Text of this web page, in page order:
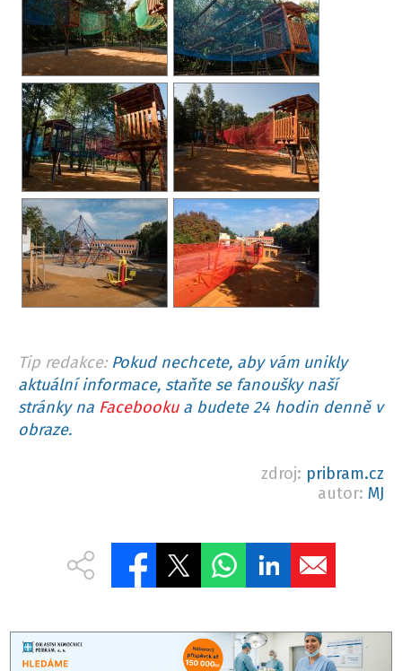
Tip redakce: Pokud nechcete, aby vám unikly
aktuální informace, staňte se fanoušky naší
stránky na Facebookua budete 24 hodin denně v
obraze.
zdroj: pribram.cz
autor: MJ